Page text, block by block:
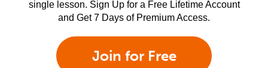
single lesson. Sign Up for a Free Lifetime Account
and Get 7 Days of Premium Access.
Join for Free